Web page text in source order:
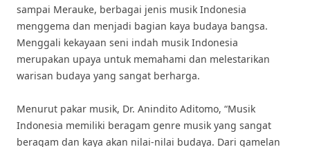
sampai Merauke, berbagai jenis musik Indonesia
menggema dan menjadi bagian kaya budaya bangsa.
Menggali kekayaan seni indah musik Indonesia
merupakan upaya untuk memahami dan melestarikan
warisan budaya yang sangat berharga.
Menurut pakar musik, Dr. Anindito Aditomo, “Musik
Indonesia memiliki beragam genre musik yang sangat
beragam dan kaya akan nilai-nilai budaya. Dari gamelan